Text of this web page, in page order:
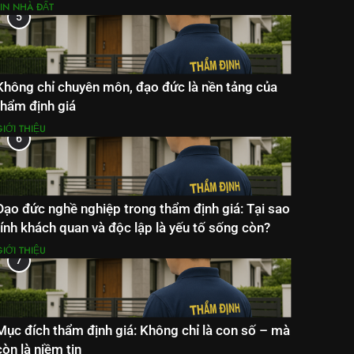
NHÀ ĐẤT
5
chỉ chuyên môn, đạo đức là nền tảng của
định giá
THIỆU
6
đức nghề nghiệp trong thẩm định giá: Tại sao
khách quan và độc lập là yếu tố sống còn?
THIỆU
7
đích thẩm định giá: Không chỉ là con số – mà
là niềm tin